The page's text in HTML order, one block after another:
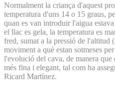
Normalment la criança d'aquest
temperatura d'uns 14 o 15 graus,
quan es van introduir l'aigua
el llac es gela, la temperatura es
fred, sumat a la pressió de l'altitud
moviment a què estan sotmeses
l'evolució del cava, de manera que
més fina i elegant, tal com ha
Ricard Martínez.